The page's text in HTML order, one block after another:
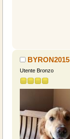
BYRON2015
Utente Bronzo